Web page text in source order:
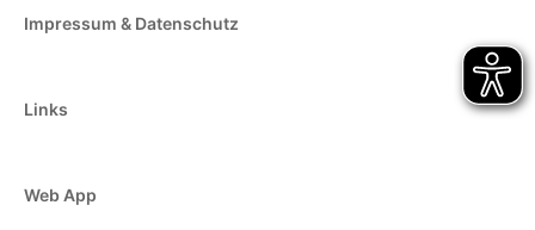
Impressum & Datenschutz
Links
Web App